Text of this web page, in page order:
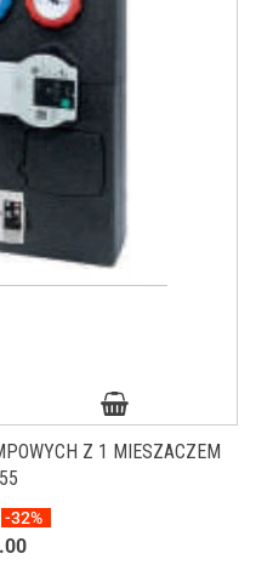
Z 1 MIESZACZEM
-32%